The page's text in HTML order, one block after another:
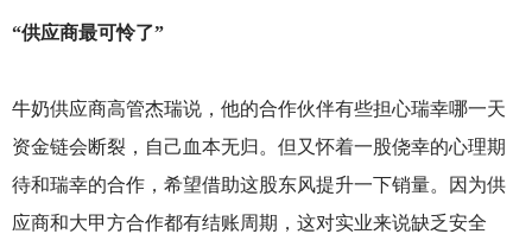
“供应商最可怜了”
牛奶供应商高管杰瑞说，他的合作伙伴有些担心瑞幸哪一天
资金链会断裂，自己血本无归。但又怀着一股侥幸的心理期
待和瑞幸的合作，希望借助这股东风提升一下销量。因为供
应商和大甲方合作都有结账周期，这对实业来说缺乏安全